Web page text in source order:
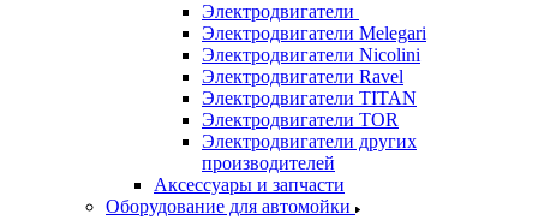
Электродвигатели
Электродвигатели Melegari
Электродвигатели Nicolini
Электродвигатели Ravel
Электродвигатели TITAN
Электродвигатели TOR
Электродвигатели других
производителей
Аксессуары и запчасти
Оборудование для автомойки